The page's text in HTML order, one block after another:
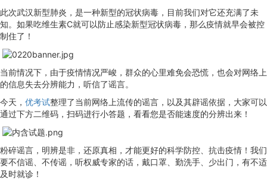
此次武汉新型肺炎，是一种新型的冠状病毒，目前我们对它还充满了未
知。如果吃维生素C就可以防止感染新型冠状病毒，那么疫情就早会被控
制住了！
当前情况下，由于疫情情况严峻，群众的心里难免会恐慌，也会对网络上
的信息失去分辨能力，听信了谣言。
今天， 优考试整理了当前网络上流传的谣言，以及其辟谣依据，大家可以
通过下方二维码，扫码进行小答题，看看您是否能速度的分辨出来！
粉碎谣言，明辨是非，还原真相，才能更好的科学防控、抗击疫情！我们
要不信谣、不传谣，听权威专家的话，戴口罩、勤洗手、少出门，有不适
及时就诊！